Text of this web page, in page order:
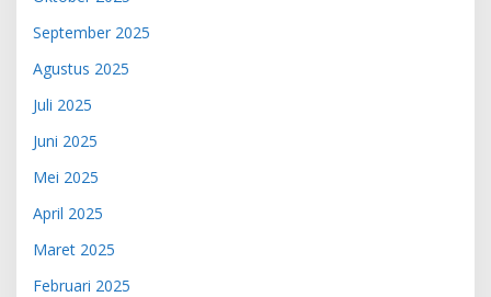
September 2025
Agustus 2025
Juli 2025
Juni 2025
Mei 2025
April 2025
Maret 2025
Februari 2025